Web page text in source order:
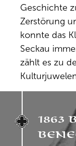
Geschichte
Zerstörung
konnte das
Seckau
zählt es zu